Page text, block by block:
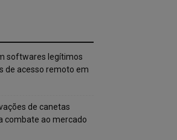
softwares legítimos
de acesso remoto em
de canetas
combate ao mercado